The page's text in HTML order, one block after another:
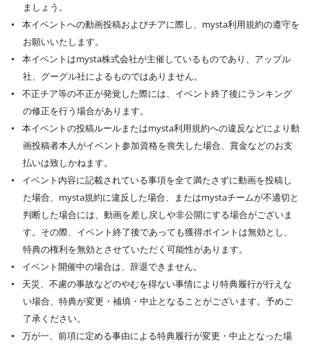
ましょう。
本イベントへの動画投稿およびチアに際し、mysta利用規約の遵守を
お願いいたします。
本イベントはmysta株式会社が主催しているものであり、アップル
社、グーグル社によるものではありません。
不正チア等の不正が発覚した際には、イベント終了後にランキング
の修正を行う場合があります。
本イベントの投稿ルールまたはmysta利用規約への違反などにより動
画投稿者本人がイベント参加資格を喪失した場合、賞金などのお支
払いは致しかねます。
イベント内容に記載されている事項を全て満たさずに動画を投稿し
た場合、mysta規約に違反した場合、またはmystaチームが不適切と
判断した場合には、動画を差し戻しや非公開にする場合がございま
す。その際、イベント終了後であっても獲得ポイントは無効とし、
特典の権利を無効とさせていただく可能性があります。
イベント開催中の場合は、辞退できません。
天災、不慮の事故などのやむを得ない事情により特典履行が行えな
い場合、特典が変更・補填・中止となることがございます。予めご
了承ください。
万が一、前項に定める事由による特典履行が変更・中止となった場